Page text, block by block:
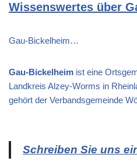
Wissenswertes über
Gau-Bickelheim…
Gau-Bickelheim ist eine
Landkreis Alzey-Worms in
gehört der Verbandsgemeinde
Schreiben Sie uns